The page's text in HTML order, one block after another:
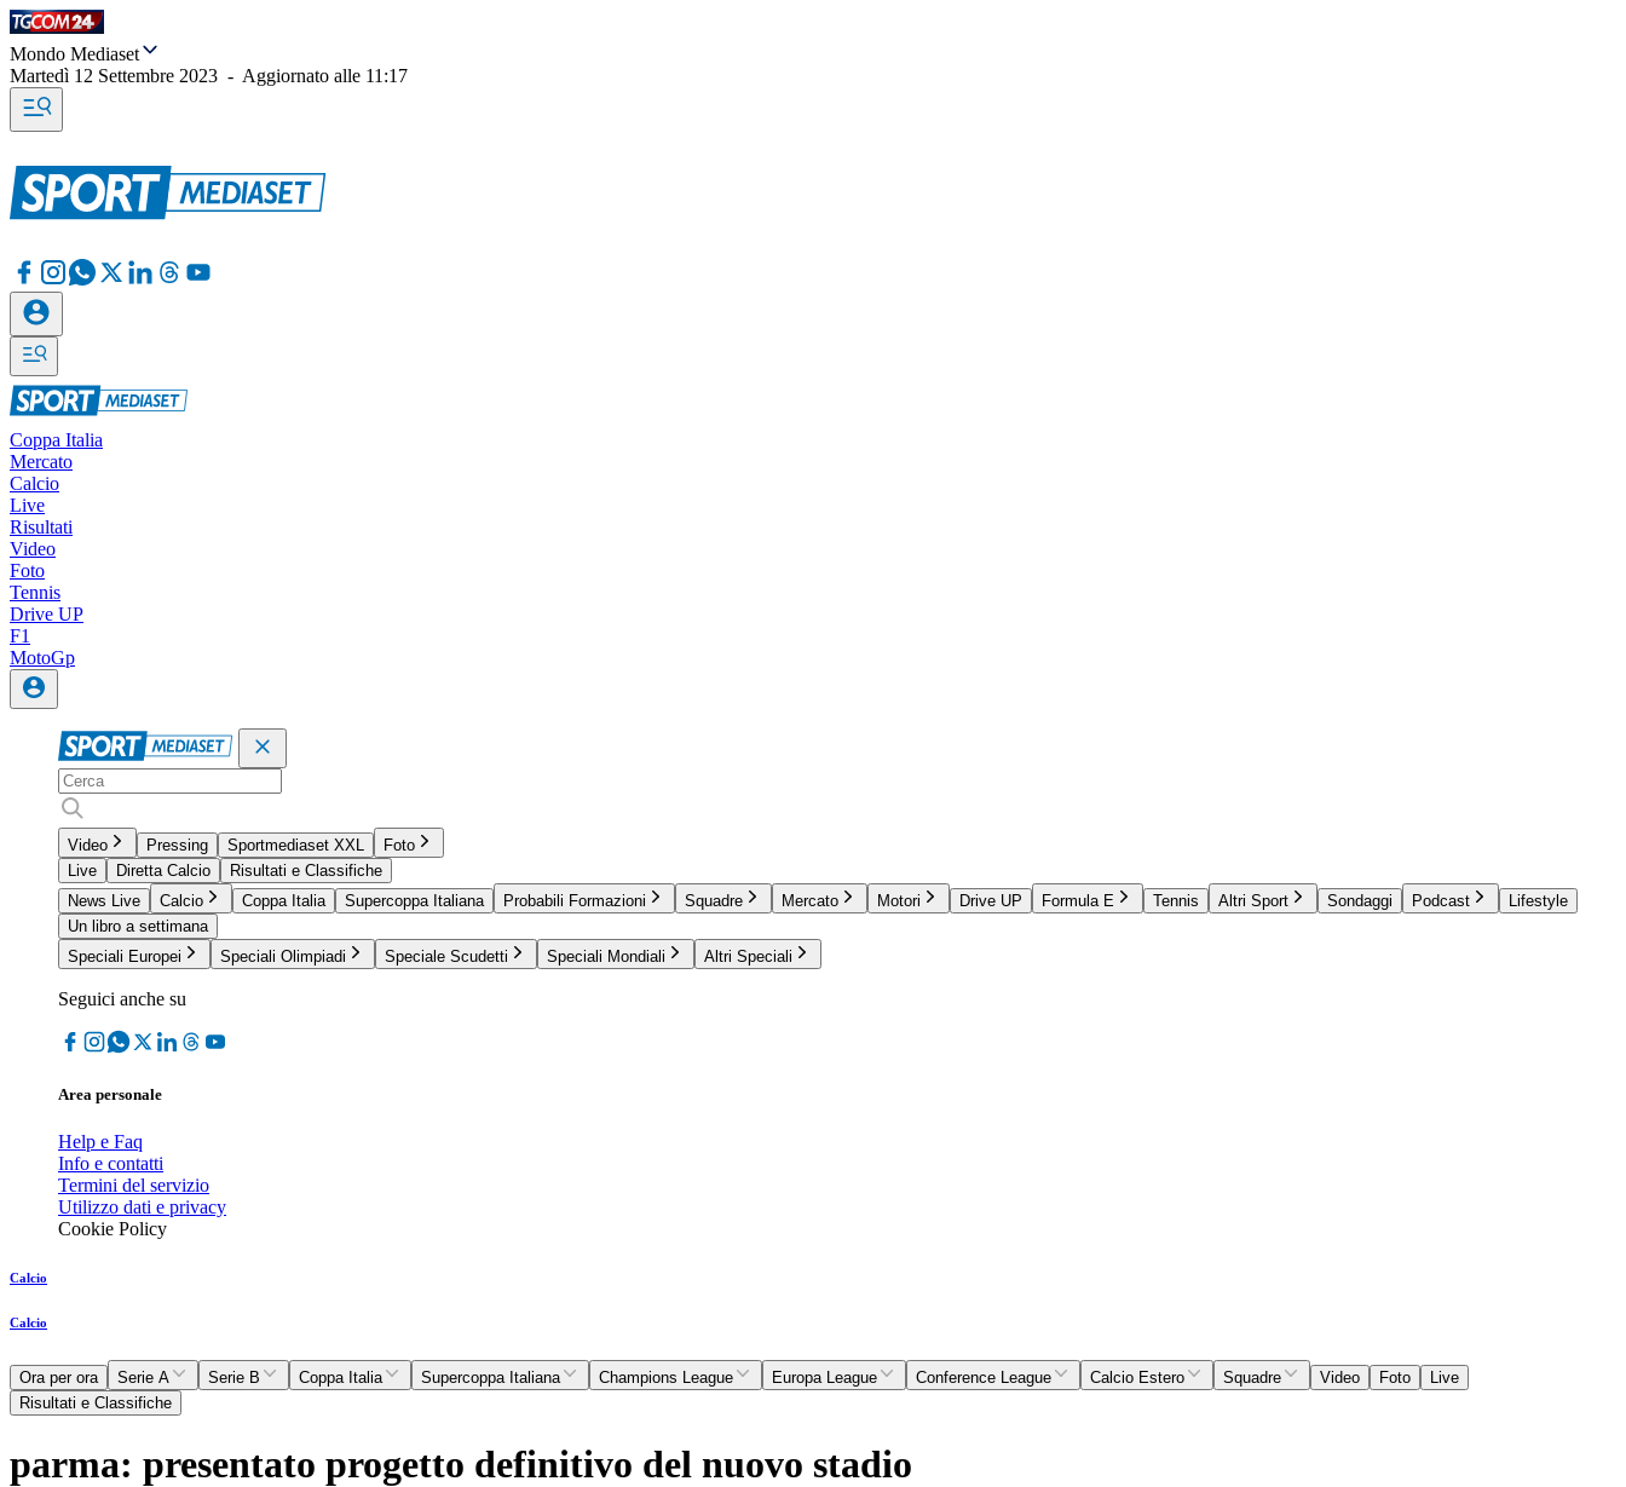
Mondo Mediaset
Martedì 12 Settembre 2023 - Aggiornato alle 11:17
Coppa Italia
Mercato
Calcio
Live
Risultati
Video
Foto
Tennis
Drive UP
F1
MotoGp
Video Pressing Sportmediaset XXL
Foto
Live
Diretta Calcio
Risultati e Classifiche
News Live
Calcio Coppa Italia Supercoppa Italiana Probabili Formazioni Squadre Mercato Motori Drive UP Formula E Tennis Altri Sport Sondaggi Podcast
Lifestyle
Un libro a settimana
Speciali Europei
Speciali Olimpiadi Speciale Scudetti Speciali Mondiali Altri Speciali
Seguici anche su
Area personale
Help e Faq
Info e contatti
Termini del servizio
Utilizzo dati e privacy
Cookie Policy
Calcio
Calcio
Ora per ora Serie A Serie B Coppa Italia Supercoppa Italiana Champions League Europa League Conference League Calcio Estero Squadre Video Foto
Live
Risultati e Classifiche
parma: presentato progetto definitivo del nuovo stadio